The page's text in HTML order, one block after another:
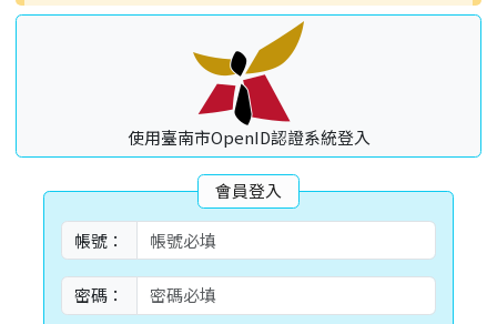
使用臺南市OpenID認證系統登入
會員登入
帳號：
密碼：